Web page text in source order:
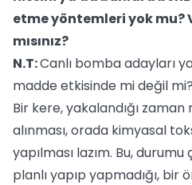
etme yöntemleri yok mu?
mısınız?
N.T:Canlı bomba adayları
madde etkisinde mi değil mi?
Bir kere, yakalandığı zaman
alınması, orada kimyasal
yapılması lazım. Bu,
planlı yapıp yapmadığı, bir